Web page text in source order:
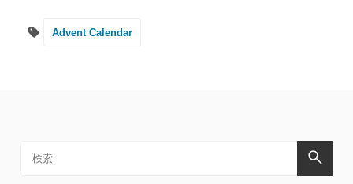
Advent Calendar